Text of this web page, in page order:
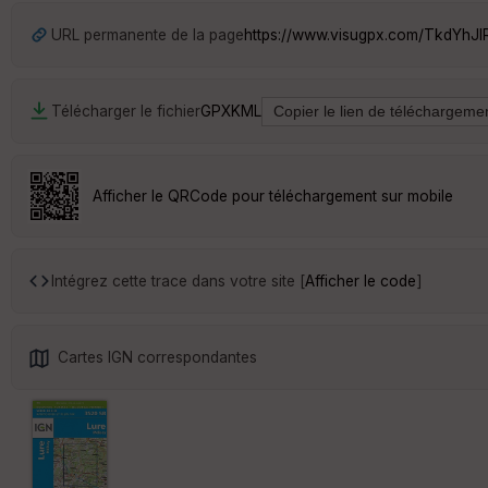
URL permanente de la pagehttps://www.visugpx.com/
Télécharger le fichierGPXKML
Afficher le QRCode pour téléchargement sur mobile
Intégrez cette trace dans votre site [Afficher le code]
Cartes IGN correspondantes